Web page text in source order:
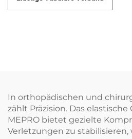
In orthopädischen und
zählt Präzision. Das
MEPRO bietet gezielte
Verletzungen zu